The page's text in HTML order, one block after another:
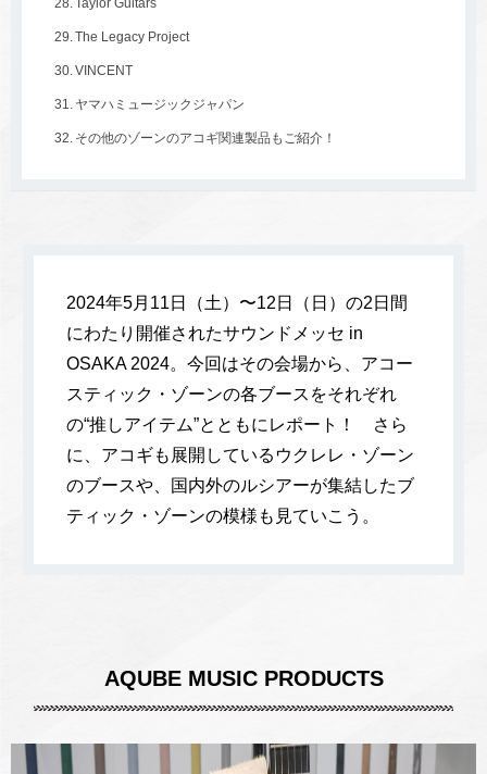
Taylor Guitars
The Legacy Project
VINCENT
ヤマハミュージックジャパン
その他のゾーンのアコギ関連製品もご紹介！
2024年5月11日（土）〜12日（日）の2日間
にわたり開催されたサウンドメッセ in
OSAKA 2024。今回はその会場から、アコー
スティック・ゾーンの各ブースをそれぞれ
の“推しアイテム”とともにレポート！ さら
に、アコギも展開しているウクレレ・ゾーン
のブースや、国内外のルシアーが集結したブ
ティック・ゾーンの模様も見ていこう。
AQUBE MUSIC PRODUCTS